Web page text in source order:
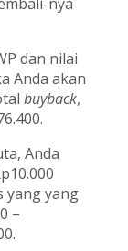
nya
dan nilai
Anda akan
buyback,
Anda
yang yang
–